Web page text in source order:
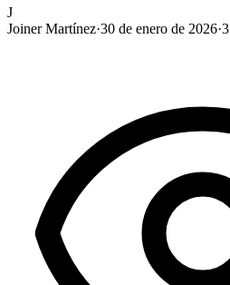
J
Joiner Martínez·30 de enero de 2026·3